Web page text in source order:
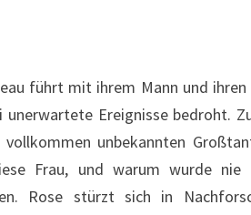
führt mit ihrem Mann und
Ereignisse bedroht.
vollkommen unbekannten
Frau, und warum wurde
Rose stürzt sich in